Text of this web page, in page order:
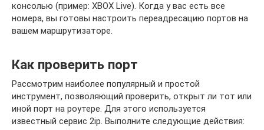
консолью (пример: XBOX Live). Когда у вас есть все
номера, вы готовы настроить переадресацию портов на
вашем маршрутизаторе.
Как проверить порт
Рассмотрим наиболее популярный и простой
инструмент, позволяющий проверить, открыт ли тот или
иной порт на роутере. Для этого используется
известный сервис 2ip. Выполните следующие действия: